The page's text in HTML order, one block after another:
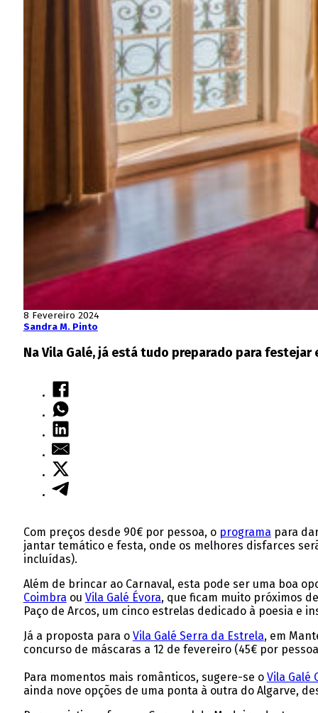
8 Fevereiro 2024
Sandra M. Pinto
Na Vila Galé, já está tudo preparado para
Com preços desde 90€ por pessoa, o programa para
jantar temático e festa, onde os melhores disfarces
incluídas).
Além de brincar ao Carnaval, esta pode ser uma boa
Coimbra ou Vila Galé Évora, que ficam muito próximos
Paço de Arcos, um cinco estrelas dedicado à poesia e
Já a proposta para o Vila Galé Serra da Estrela, em
concurso de máscaras a 12 de fevereiro (45€ por
Para momentos mais românticos, sugere-se o Vila Galé
ainda nove opções de uma ponta à outra do Algarve,